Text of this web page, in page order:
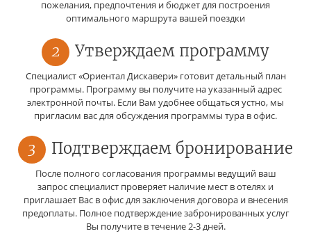
пожелания, предпочтения и бюджет для построения
оптимального маршрута вашей поездки
2 Утверждаем программу
Специалист «Ориентал Дискавери» готовит детальный план
программы. Программу вы получите на указанный адрес
электронной почты. Если Вам удобнее общаться устно, мы
пригласим вас для обсуждения программы тура в офис.
3 Подтверждаем бронирование
После полного согласования программы ведущий ваш
запрос специалист проверяет наличие мест в отелях и
приглашает Вас в офис для заключения договора и внесения
предоплаты. Полное подтверждение забронированных услуг
Вы получите в течение 2-3 дней.